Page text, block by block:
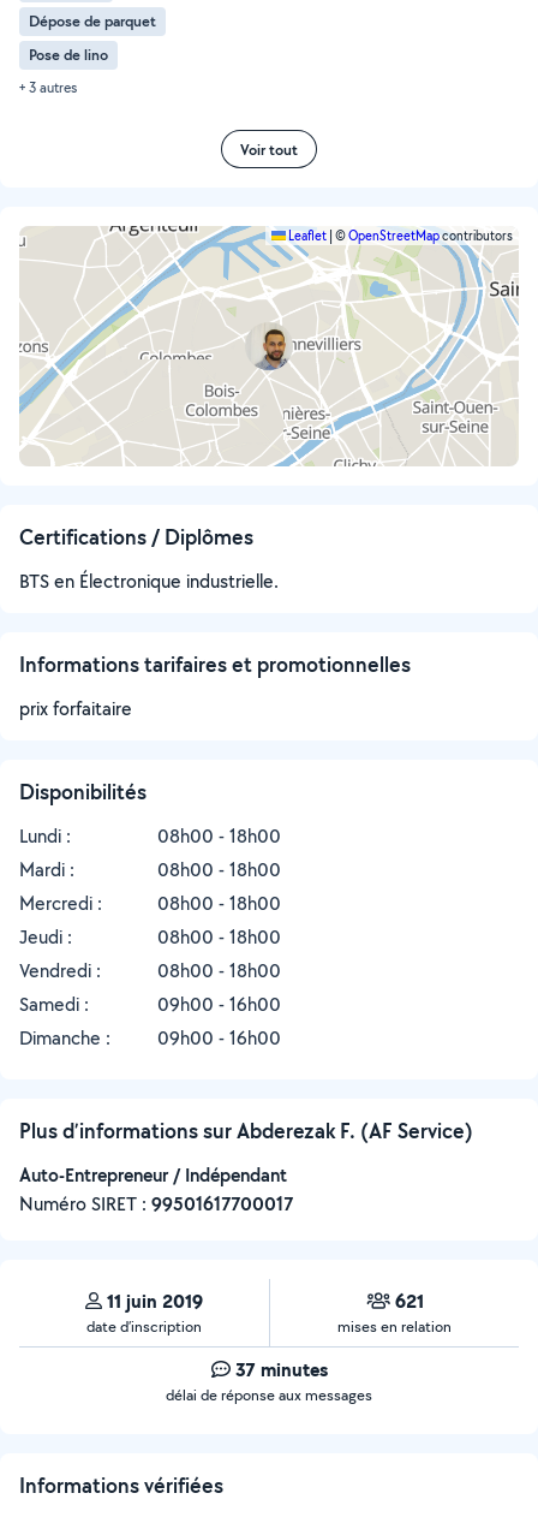
Dépose de parquet
Pose de lino
+ 3 autres
Voir tout
Leaflet ©OpenStreetMapcontributors
Certifications / Diplômes
BTS en Électronique industrielle.
Informations tarifaires et promotionnelles
prix forfaitaire
Disponibilités
Lundi :
08h00 - 18h00
Mardi :
08h00 - 18h00
Mercredi :
08h00 - 18h00
Jeudi :
08h00 - 18h00
Vendredi :
08h00 - 18h00
Samedi :
09h00 - 16h00
Dimanche :
09h00 - 16h00
Plus d’informations sur Abderezak F. (AF Service)
Auto-Entrepreneur / Indépendant
Numéro SIRET : ‍99501617700017
11 juin 2019
date d’inscription
621
mises en relation
37 minutes
délai de réponse aux messages
Informations vérifiées